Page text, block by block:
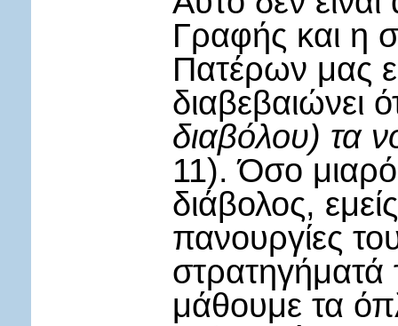
Γραφής και η
Πατέρων μας
διαβεβαιώνει
διαβόλου) τα
11). Όσο
διάβολος,
πανουργίες
μάθουμε τα